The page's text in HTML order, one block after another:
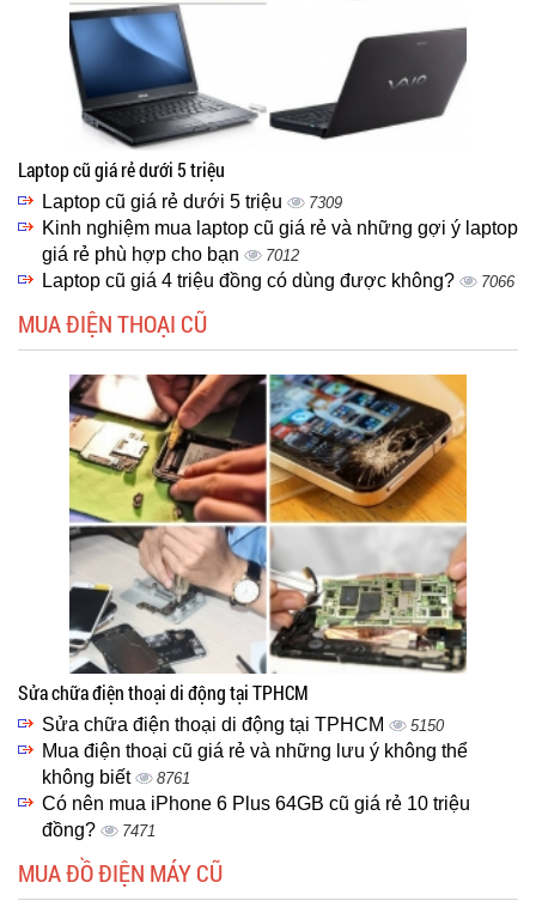
Laptop cũ giá rẻ dưới 5 triệu
Laptop cũ giá rẻ dưới 5 triệu 7309
Kinh nghiệm mua laptop cũ giá rẻ và những gợi ý laptop
giá rẻ phù hợp cho bạn
7012
Laptop cũ giá 4 triệu đồng có dùng được không? 7066
MUA ĐIỆN THOẠI CŨ
Sửa chữa điện thoại di động tại TPHCM
Sửa chữa điện thoại di động tại TPHCM 5150
Mua điện thoại cũ giá rẻ và những lưu ý không thể
không biết
8761
Có nên mua iPhone 6 Plus 64GB cũ giá rẻ 10 triệu
đồng?
7471
MUA ĐỒ ĐIỆN MÁY CŨ